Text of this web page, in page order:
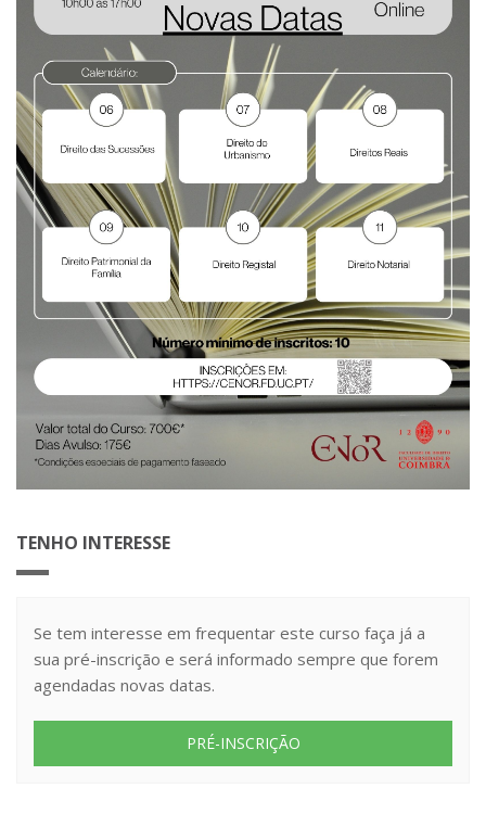
TENHO INTERESSE
Se tem interesse em frequentar este curso faça já a
sua pré-inscrição e será informado sempre que forem
agendadas novas datas.
PRÉ-INSCRIÇÃO